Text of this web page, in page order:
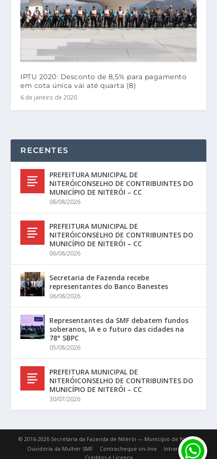
IPTU 2020: Desconto de 8,5% para pagamento
em cota única vai até quarta (8)
6 de janeiro de 2020
RECENTES
PREFEITURA MUNICIPAL DE
NITERÓICONSELHO DE CONTRIBUINTES DO
MUNICÍPIO DE NITERÓI – CC
06/08/2026
PREFEITURA MUNICIPAL DE
NITERÓICONSELHO DE CONTRIBUINTES DO
MUNICÍPIO DE NITERÓI – CC
06/08/2026
Secretaria de Fazenda recebe
representantes do Banco Banestes
06/08/2026
Representantes da SMF debatem fundos
soberanos, IA e o futuro das cidades na
78° SBPC
05/08/2026
PREFEITURA MUNICIPAL DE
NITERÓICONSELHO DE CONTRIBUINTES DO
MUNICÍPIO DE NITERÓI – CC
30/07/2026
© 2016-2026 Secretaria da Fazenda de Niterói — Município de Niterói.
Ouvidoria da Mulher SMF
Contracheque on-line
Intranet
Créditos e Licença